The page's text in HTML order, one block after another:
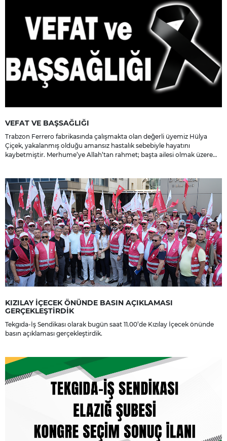
VEFAT VE BAŞSAĞLIĞI
Trabzon Ferrero fabrikasında çalışmakta olan değerli üyemiz Hülya
Çiçek, yakalanmış olduğu amansız hastalık sebebiyle hayatını
kaybetmiştir. Merhume’ye Allah’tan rahmet; başta ailesi olmak üzere
KIZILAY İÇECEK ÖNÜNDE BASIN AÇIKLAMASI
GERÇEKLEŞTİRDİK
Tekgıda-İş Sendikası olarak bugün saat 11.00’de Kızılay İçecek önünde
basın açıklaması gerçekleştirdik.